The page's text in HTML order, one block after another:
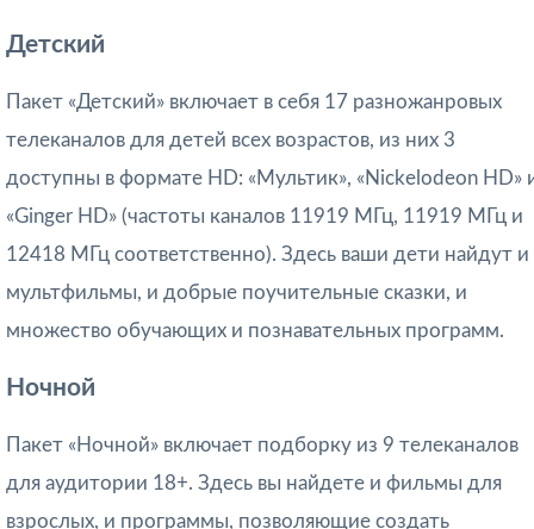
Детский
Пакет «Детский» включает в себя 17 разножанровых
телеканалов для детей всех возрастов, из них 3
доступны в формате HD: «Мультик», «Nickelodeon HD»
«Ginger HD» (частоты каналов 11919 МГц, 11919 МГц и
12418 МГц соответственно). Здесь ваши дети найдут и
мультфильмы, и добрые поучительные сказки, и
множество обучающих и познавательных программ.
Ночной
Пакет «Ночной» включает подборку из 9 телеканалов
для аудитории 18+. Здесь вы найдете и фильмы для
взрослых, и программы, позволяющие создать